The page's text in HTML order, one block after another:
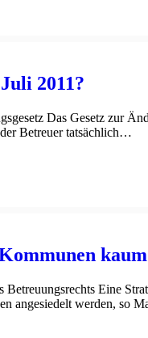
2011?
Das Gesetz zur
Betreuer tatsächlich…
Eine
angesiedelt werden, so